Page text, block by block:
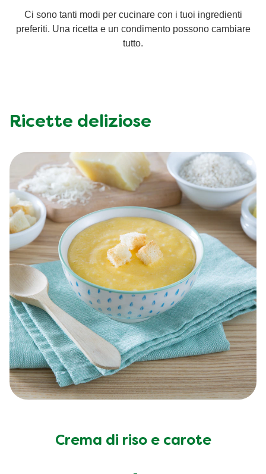
Ricette a base di cereali
Insaporitori
Ci sono tanti modi per cucinare con i tuoi ingredienti
preferiti. Una ricetta e un condimento possono cambiare
tutto.
Ricette deliziose
Crema di riso e carote